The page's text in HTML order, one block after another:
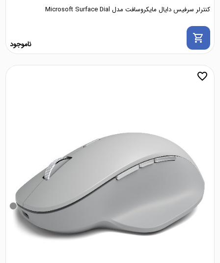
کنترلر سرفیس دایال مایکروسافت مدل Microsoft Surface Dial
ناموجود
shopping_cart
favorite_border